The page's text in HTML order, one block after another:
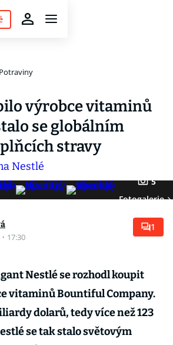
Potraviny
výrobce vitaminů
se globálním
stravy
5
Fotogalerie
· 17:30
1
Nestlé se rozhodl koupit
vitaminů Bountiful Company.
dolarů, tedy více než 123
se tak stalo světovým